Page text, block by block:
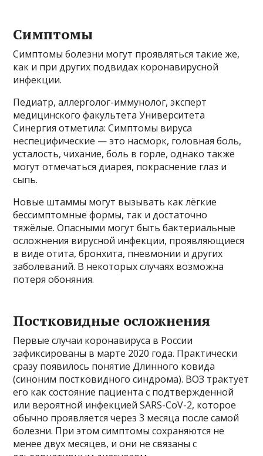
Симптомы
Симптомы болезни могут проявляться такие же,
как и при других подвидах коронавирусной
инфекции.
Педиатр, аллерголог-иммунолог, эксперт
медицинского факультета Университета
Синергия отметила: Симптомы вируса
неспецифические — это насморк, головная боль,
усталость, чихание, боль в горле, однако также
могут отмечаться диарея, покраснение глаз и
сыпь.
Новые штаммы могут вызывать как лёгкие
бессимптомные формы, так и достаточно
тяжёлые. Опасными могут быть бактериальные
осложнения вирусной инфекции, проявляющиеся
в виде отита, бронхита, пневмонии и других
заболеваний. В некоторых случаях возможна
потеря обоняния.
Постковидные осложнения
Первые случаи коронавируса в России
зафиксированы в марте 2020 года. Практически
сразу появилось понятие Длинного ковида
(синоним постковидного синдрома). ВОЗ трактует
его как состояние пациента с подтвержденной
или вероятной инфекцией SARS-CoV-2, которое
обычно проявляется через 3 месяца после самой
болезни. При этом симптомы сохраняются не
менее двух месяцев, и они не связаны с